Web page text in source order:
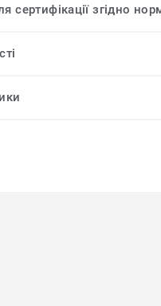
сертифікації згідно